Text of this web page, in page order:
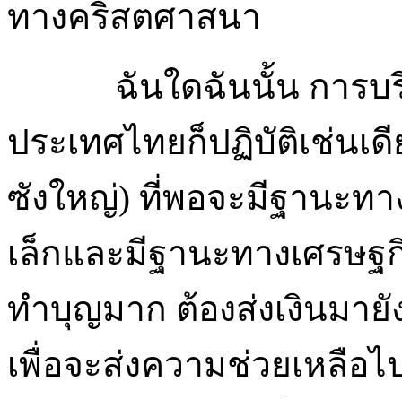
ทางคริสตศาสนา
ฉันใดฉันนั้น การบริห
ประเทศไทยก็ปฏิบัติเช่นเ
ซังใหญ่) ที่พอจะมีฐานะทา
เล็กและมีฐานะทางเศรษ
ทำบุญมาก ต้องส่งเงินมา
เพื่อจะส่งความช่วยเหลือ